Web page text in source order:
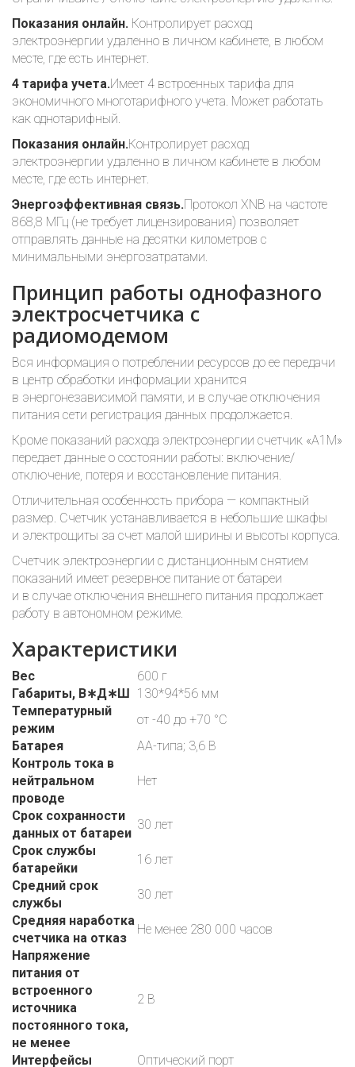
Показания онлайн. Контролирует расход
электроэнергии удаленно в личном кабинете, в любом
месте, где есть интернет.
4 тарифа учета.Имеет 4 встроенных тарифа для
экономичного многотарифного учета. Может работать
как однотарифный.
Показания онлайн.Контролирует расход
электроэнергии удаленно в личном кабинете в любом
месте, где есть интернет.
Энергоэффективная связь.Протокол XNB на частоте
868,8 МГц (не требует лицензирования) позволяет
отправлять данные на десятки километров с
минимальными энергозатратами.
Принцип работы однофазного
электросчетчика с
радиомодемом
Вся информация о потреблении ресурсов до ее передачи
в центр обработки информации хранится
в энергонезависимой памяти, и в случае отключения
питания сети регистрация данных продолжается.
Кроме показаний расхода электроэнергии счетчик «А1M»
передает данные о состоянии работы: включение/
отключение, потеря и восстановление питания.
Отличительная особенность прибора — компактный
размер. Счетчик устанавливается в небольшие шкафы
и электрощиты за счет малой ширины и высоты корпуса.
Счетчик электроэнергии с дистанционным снятием
показаний имеет резервное питание от батареи
и в случае отключения внешнего питания продолжает
работу в автономном режиме.
Характеристики
Вес
600 г
Габариты, В∗Д∗Ш 130*94*56 мм
Температурный
режим
от -40 до +70 °С
Батарея
АА-типа; 3,6 В
Контроль тока в
нейтральном
проводе
Нет
Срок сохранности
данных от батареи
30 лет
Срок службы
батарейки
16 лет
Средний срок
службы
30 лет
Средняя наработка
счетчика на отказ
Не менее 280 000 часов
Напряжение
питания от
встроенного
источника
постоянного тока,
не менее
2 В
Интерфейсы Оптический порт